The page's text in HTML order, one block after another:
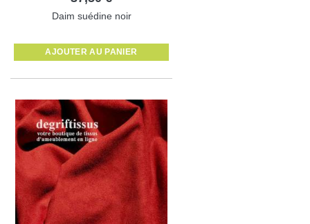
Daim suédine noir
AJOUTER AU PANIER